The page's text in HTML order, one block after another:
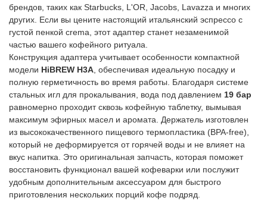
брендов, таких как Starbucks, L'OR, Jacobs, Lavazza и многих
других. Если вы цените настоящий итальянский эспрессо с
густой пенкой crema, этот адаптер станет незаменимой
частью вашего кофейного ритуала.
Конструкция адаптера учитывает особенности компактной
модели HiBREW H3A , обеспечивая идеальную посадку и
полную герметичность во время работы. Благодаря системе
стальных игл для прокалывания, вода под давлением 19 бар
равномерно проходит сквозь кофейную таблетку, вымывая
максимум эфирных масел и аромата. Держатель изготовлен
из высококачественного пищевого термопластика (BPA-free),
который не деформируется от горячей воды и не влияет на
вкус напитка. Это оригинальная запчасть, которая поможет
восстановить функционал вашей кофеварки или послужит
удобным дополнительным аксессуаром для быстрого
приготовления нескольких порций кофе подряд.